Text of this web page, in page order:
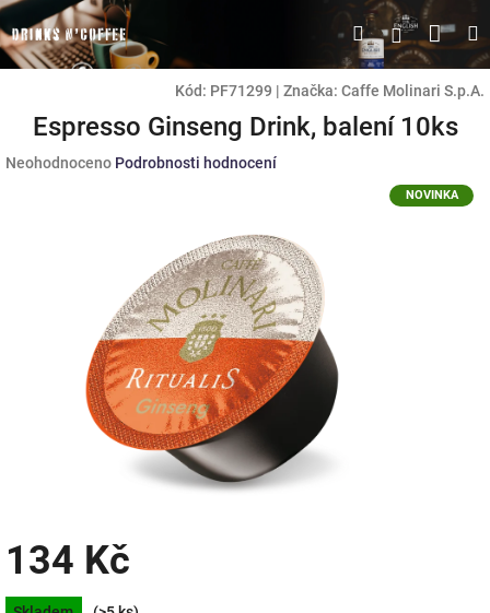
Přejít
na
obsah
HledatPřihlášení
Kód: PF71299 | Značka: Caffe Molinari S.p.A.
Espresso Ginseng Drink, balení 10ks
Průměrné
Neohodnoceno Podrobnosti hodnocení
NOVINKA
134 Kč
Měrná